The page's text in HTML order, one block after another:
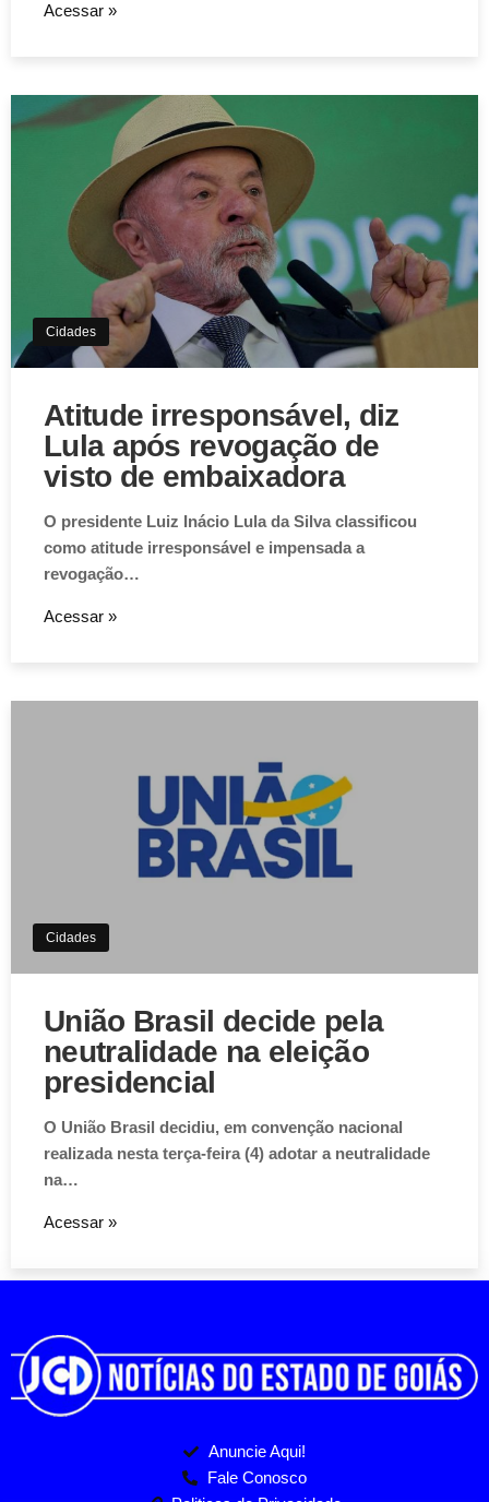
Aviso de Cookies!
Este website utiliza Cookies. Usamos cookies, garantindo
Acessar »
Cidades
Atitude irresponsável, diz
Lula após revogação de
visto de embaixadora
O presidente Luiz Inácio Lula da Silva classificou
como atitude irresponsável e impensada a
revogação…
Acessar »
Cidades
União Brasil decide pela
neutralidade na eleição
presidencial
O União Brasil decidiu, em convenção nacional
realizada nesta terça-feira (4) adotar a neutralidade
na…
Acessar »
Anuncie Aqui!
Fale Conosco